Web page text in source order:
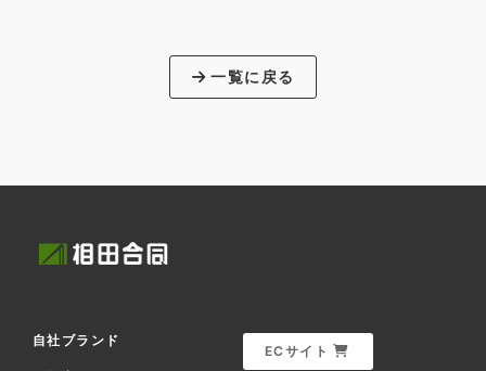
一覧に戻る
自社ブランド
ECサイト